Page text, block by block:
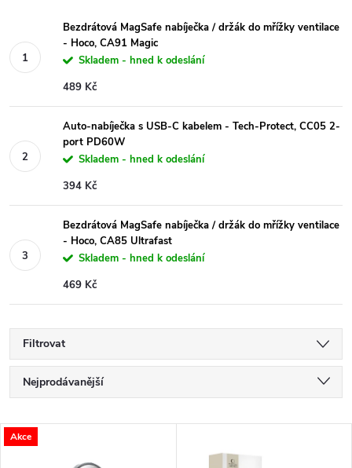
Bezdrátová MagSafe nabíječka / držák do mřížky ventilace
- Hoco, CA91 Magic
Skladem - hned k odeslání
489 Kč
Auto-nabíječka s USB-C kabelem - Tech-Protect, CC05 2-
port PD60W
Skladem - hned k odeslání
394 Kč
Bezdrátová MagSafe nabíječka / držák do mřížky ventilace
- Hoco, CA85 Ultrafast
Skladem - hned k odeslání
469 Kč
Filtrovat
Ř
a
Nejprodávanější
Nejdražší
V
Akce